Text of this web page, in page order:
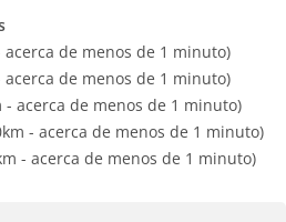
acerca de menos de 1 minuto)
acerca de menos de 1 minuto)
- acerca de menos de 1 minuto)
- acerca de menos de 1 minuto)
- acerca de menos de 1 minuto)